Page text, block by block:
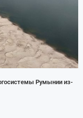
Румынии из-